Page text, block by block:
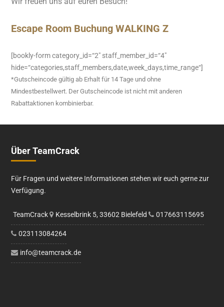
Escape Room Buchung WALKING Z
[bookly-form category_id=“2″ staff_member_id=“4″
hide=“categories,staff_members,date,week_days,time_range“]
*Gutscheincode gültig ab Erhalt für 14 Tage und ohne
Mindestbestellwert. Der Gutscheincode ist nicht mit anderen
Rabattaktionen kombinierbar.
Über TeamCrack
Für Fragen und weitere Informationen stehen wir euch gerne zur
Verfügung.
TeamCrack Kesselbrink 5, 33602 Bielefeld 017663115695
023113084264
info@teamcrack.de